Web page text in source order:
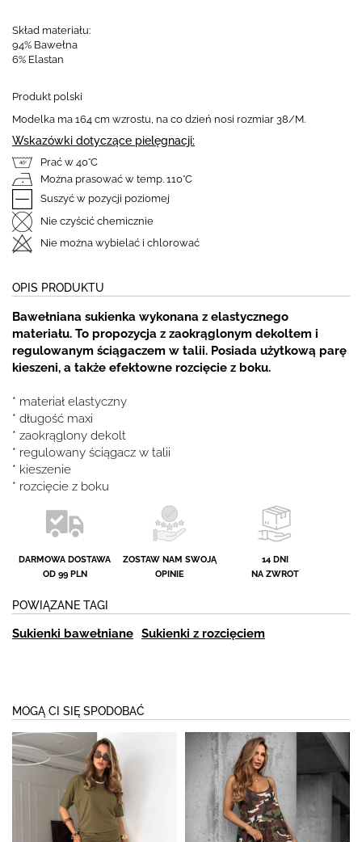
Skład materiału:
94% Bawełna
6% Elastan
Produkt polski
Modelka ma 164 cm wzrostu, na co dzień nosi rozmiar 38/M.
Wskazówki dotyczące pielęgnacji:
Prać w 40°C
Można prasować w temp. 110°C
Suszyć w pozycji poziomej
Nie czyścić chemicznie
Nie można wybielać i chlorować
OPIS PRODUKTU
Bawełniana sukienka wykonana z elastycznego
materiału. To propozycja z zaokrąglonym dekoltem i
regulowanym ściągaczem w talii. Posiada użytkową parę
kieszeni, a także efektowne rozcięcie z boku.
* materiał elastyczny
* długość maxi
* zaokrąglony dekolt
* regulowany ściągacz w talii
* kieszenie
* rozcięcie z boku
DARMOWA DOSTAWA
OD 99 PLN
ZOSTAW NAM SWOJĄ
OPINIE
14 DNI
NA ZWROT
POWIĄZANE TAGI
Sukienki bawełniane Sukienki z rozcięciem
MOGĄ CI SIĘ SPODOBAĆ